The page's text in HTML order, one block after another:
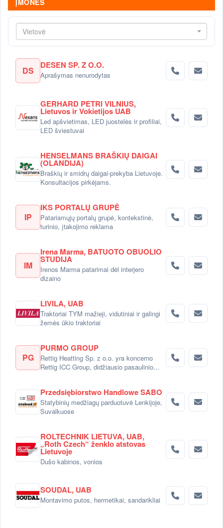
Vietovė
DS DESEN SP. Z O.O.
Aprašymas nenurodytas
GERHARD PETRI VILNIUS,
Lietuvos ir Vokietijos UAB
Led apšvietimas, LED juostelės ir profiliai,
LED šviestuvai
HENSELMANS BRAŠKIŲ DAIGAI
(OLANDIJA)
Braškių ir smidrų daigai-prekyba Lietuvoje.
Konsultacijos pirkėjams.
IP
IKS PORTALŲ GRUPĖ
Patariamųjų portalų grupė, kontekstinė,
turinio, įtakojimo reklama
IM
Irena Marma, BATUOTO OBUOLIO
STUDIJA
Irenos Marma patarimai dėl interjero
dizaino
LIVILA, UAB
Traktoriai TYM mažieji, vidutiniai ir galingi
žemės ūkio traktoriai
PG
PURMO GROUP
Rettig Heatting Sp. z o.o. yra koncerno
Rettig ICC Group, didžiausio pasaulinio
Przedsiębiorstwo Handlowe SABO
Statybinių medžiagų parduotuvė Lenkijoje,
Suvalkuose
ROLTECHNIK LIETUVA, UAB,
„Roth Czech“ ženklo atstovas
Lietuvoje
Dušo kabinos, vonios
SOUDAL, UAB
Montavimo putos, hermetikai, sandarikliai